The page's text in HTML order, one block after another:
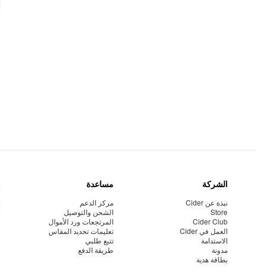
الشركة
نبذة عن Cider
Store
Cider Club
العمل في Cider
الاستدامة
مدونة
بطاقة هدية
مساعدة
مركز الدعم
الشحن والتوصيل
المرتجعات ورد الأموال
تعليمات تحديد المقاس
تتبع طلبي
طريقة الدفع